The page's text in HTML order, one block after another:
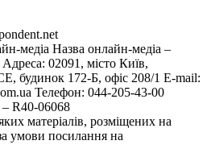
медіа Назва онлайн-медіа –
02091, місто Київ,
172-Б, офіс 208/1 E-mail:
Телефон: 044-205-43-00
– R40-06068
матеріалів, розміщених на
умови посилання на